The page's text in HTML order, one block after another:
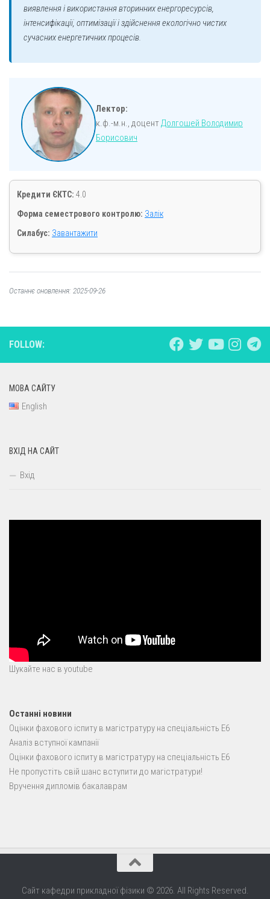
виявлення і використання вторинних енергоресурсів,
інтенсифікації, оптимізації і здійснення екологічно чистих
сучасних енергетичних процесів.
Лектор:
к.ф.-м.н., доцент Долгошей Володимир
Борисович
Кредити ЄКТС: 4.0
Форма семестрового контролю: Залік
Силабус: Завантажити
Останнє оновлення: 2025-09-26
FOLLOW:
МОВА САЙТУ
English
ВХІД НА САЙТ
Вхід
Шукайте нас в youtube
Останні новини
Оцінки фахового іспиту в магістратуру на спеціальність E6
Аналіз вступної кампанії
Оцінки фахового іспиту в магістратуру на спеціальність E6
Не пропустіть свій шанс вступити до магістратури!
Вручення дипломів бакалаврам
Сайт кафедри прикладної фізики © 2026. All Rights Reserved.